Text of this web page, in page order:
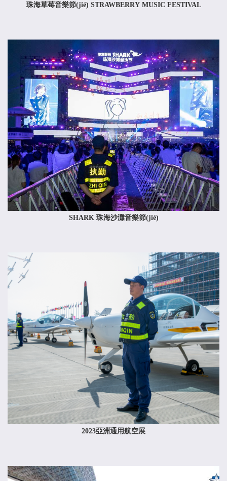
珠海草莓音樂節(jié) STRAWBERRY MUSIC FESTIVAL
SHARK 珠海沙灘音樂節(jié)
2023亞洲通用航空展